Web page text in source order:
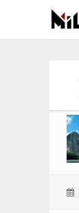
有
的